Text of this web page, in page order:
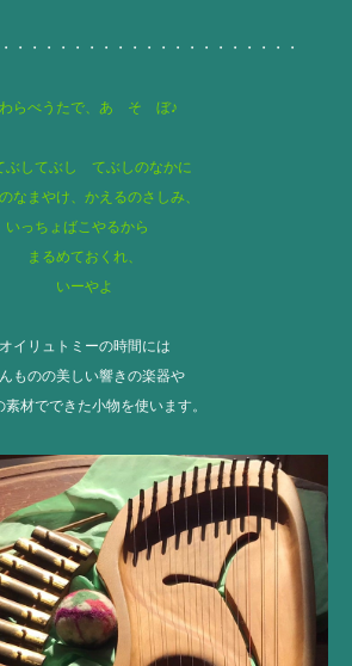
・・・・・・・・・・・・・・・・・・・・
らべうたで、あ そ ぼ♪
ぶしてぶし てぶしのなかに
なまやけ、かえるのさしみ、
いっちょばこやるから
まるめておくれ、
いーやよ
オイリュトミーの時間には
ものの美しい響きの楽器や
素材でできた小物を使います。